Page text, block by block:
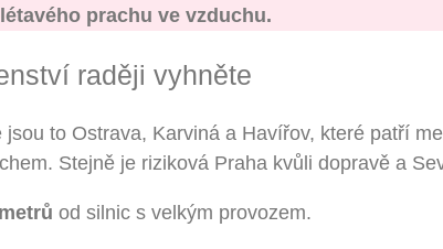
prachu ve vzduchu.
raději vyhněte
jsou to Ostrava, Karviná a Havířov, které patří
Stejně je riziková Praha kvůli dopravě a
od silnic s velkým provozem.